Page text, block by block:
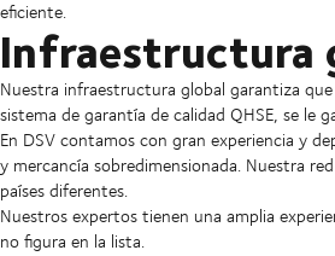
eficiente.
Infraestructura
Nuestra infraestructura global garantiza
sistema de garantía de calidad QHSE, se le
En DSV contamos con gran experiencia y
y mercancía sobredimensionada. Nuestra
países diferentes.
Nuestros expertos tienen una amplia
no figura en la lista.